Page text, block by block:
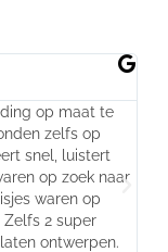
op maat te
zelfs op
snel, luistert
op zoek naar
waren op
Zelfs 2 super
ontwerpen.